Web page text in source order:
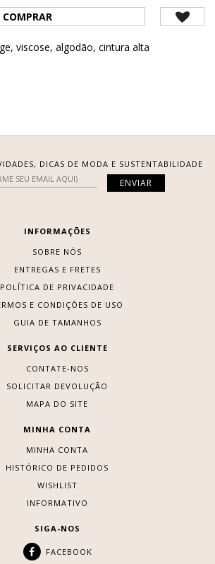
COMPRAR
, viscose, algodão, cintura alta
DICAS DE MODA E SUSTENTABILIDADE
INFORMAÇÕES
SOBRE NÓS
ENTREGAS E FRETES
POLÍTICA DE PRIVACIDADE
E CONDIÇÕES DE USO
GUIA DE TAMANHOS
SERVIÇOS AO CLIENTE
CONTATE-NOS
SOLICITAR DEVOLUÇÃO
MAPA DO SITE
MINHA CONTA
MINHA CONTA
HISTÓRICO DE PEDIDOS
WISHLIST
INFORMATIVO
SIGA-NOS
FACEBOOK